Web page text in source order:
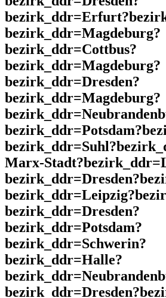
bezirk_ddr=Magdeburg?
bezirk_ddr=Cottbus?
bezirk_ddr=Magdeburg?
bezirk_ddr=Dresden?
bezirk_ddr=Magdeburg?
Marx-
bezirk_ddr=Dresden?
bezirk_ddr=Potsdam?
bezirk_ddr=Schwerin?
bezirk_ddr=Halle?